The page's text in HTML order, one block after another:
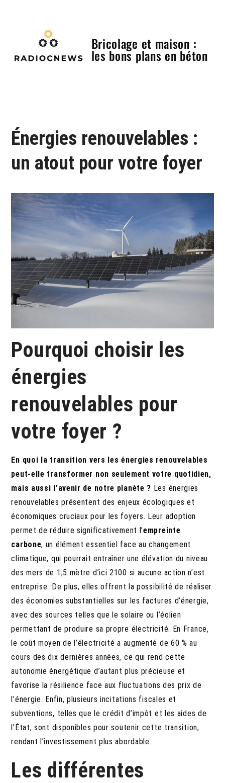
Bricolage et maison :
les bons plans en béton
Énergies renouvelables :
un atout pour votre foyer
Pourquoi choisir les
énergies
renouvelables pour
votre foyer ?
En quoi la transition vers les énergies renouvelables
peut-elle transformer non seulement votre quotidien,
mais aussi l’avenir de notre planète ? Les énergies
renouvelables présentent des enjeux écologiques et
économiques cruciaux pour les foyers. Leur adoption
permet de réduire significativement l’empreinte
carbone, un élément essentiel face au changement
climatique, qui pourrait entraîner une élévation du niveau
des mers de 1,5 mètre d’ici 2100 si aucune action n’est
entreprise. De plus, elles offrent la possibilité de réaliser
des économies substantielles sur les factures d’énergie,
avec des sources telles que le solaire ou l’éolien
permettant de produire sa propre électricité. En France,
le coût moyen de l’électricité a augmenté de 60 % au
cours des dix dernières années, ce qui rend cette
autonomie énergétique d’autant plus précieuse et
favorise la résilience face aux fluctuations des prix de
l’énergie. Enfin, plusieurs incitations fiscales et
subventions, telles que le crédit d’impôt et les aides de
l’État, sont disponibles pour soutenir cette transition,
rendant l’investissement plus abordable.
Les différentes